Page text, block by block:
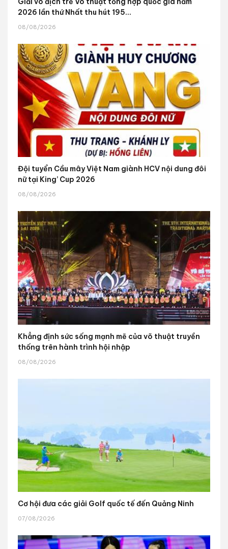
2026 lần thứ Nhất thu hút 195...
08/08/2026
Đội tuyển Cầu mây Việt Nam giành HCV nội dung đôi
nữ tại King’ Cup 2026
08/08/2026
Khẳng định sức sống mạnh mẽ của võ thuật truyền
thống trên hành trình hội nhập
08/08/2026
Cơ hội đưa các giải Golf quốc tế đến Quảng Ninh
07/08/2026